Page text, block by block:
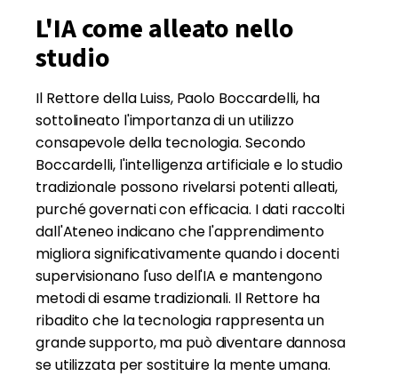
L'IA come alleato nello
studio
Il Rettore della Luiss, Paolo Boccardelli, ha
sottolineato l'importanza di un utilizzo
consapevole della tecnologia. Secondo
Boccardelli, l'intelligenza artificiale e lo studio
tradizionale possono rivelarsi potenti alleati,
purché governati con efficacia. I dati raccolti
dall'Ateneo indicano che l'apprendimento
migliora significativamente quando i docenti
supervisionano l'uso dell'IA e mantengono
metodi di esame tradizionali. Il Rettore ha
ribadito che la tecnologia rappresenta un
grande supporto, ma può diventare dannosa
se utilizzata per sostituire la mente umana.